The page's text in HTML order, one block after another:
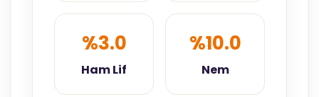
%3.0
Ham Lif
%10.0
Nem